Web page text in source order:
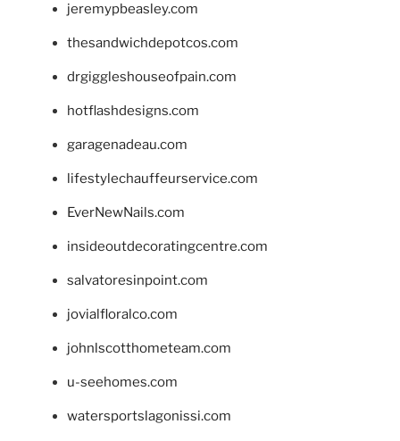
jeremypbeasley.com
thesandwichdepotcos.com
drgiggleshouseofpain.com
hotflashdesigns.com
garagenadeau.com
lifestylechauffeurservice.com
EverNewNails.com
insideoutdecoratingcentre.com
salvatoresinpoint.com
jovialfloralco.com
johnlscotthometeam.com
u-seehomes.com
watersportslagonissi.com